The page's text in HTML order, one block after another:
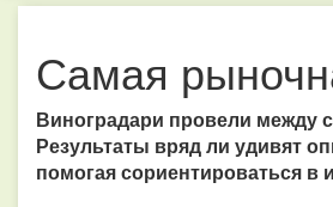
Самая
Виноградари провели между
Результаты вряд ли удивят
помогая сориентироваться в